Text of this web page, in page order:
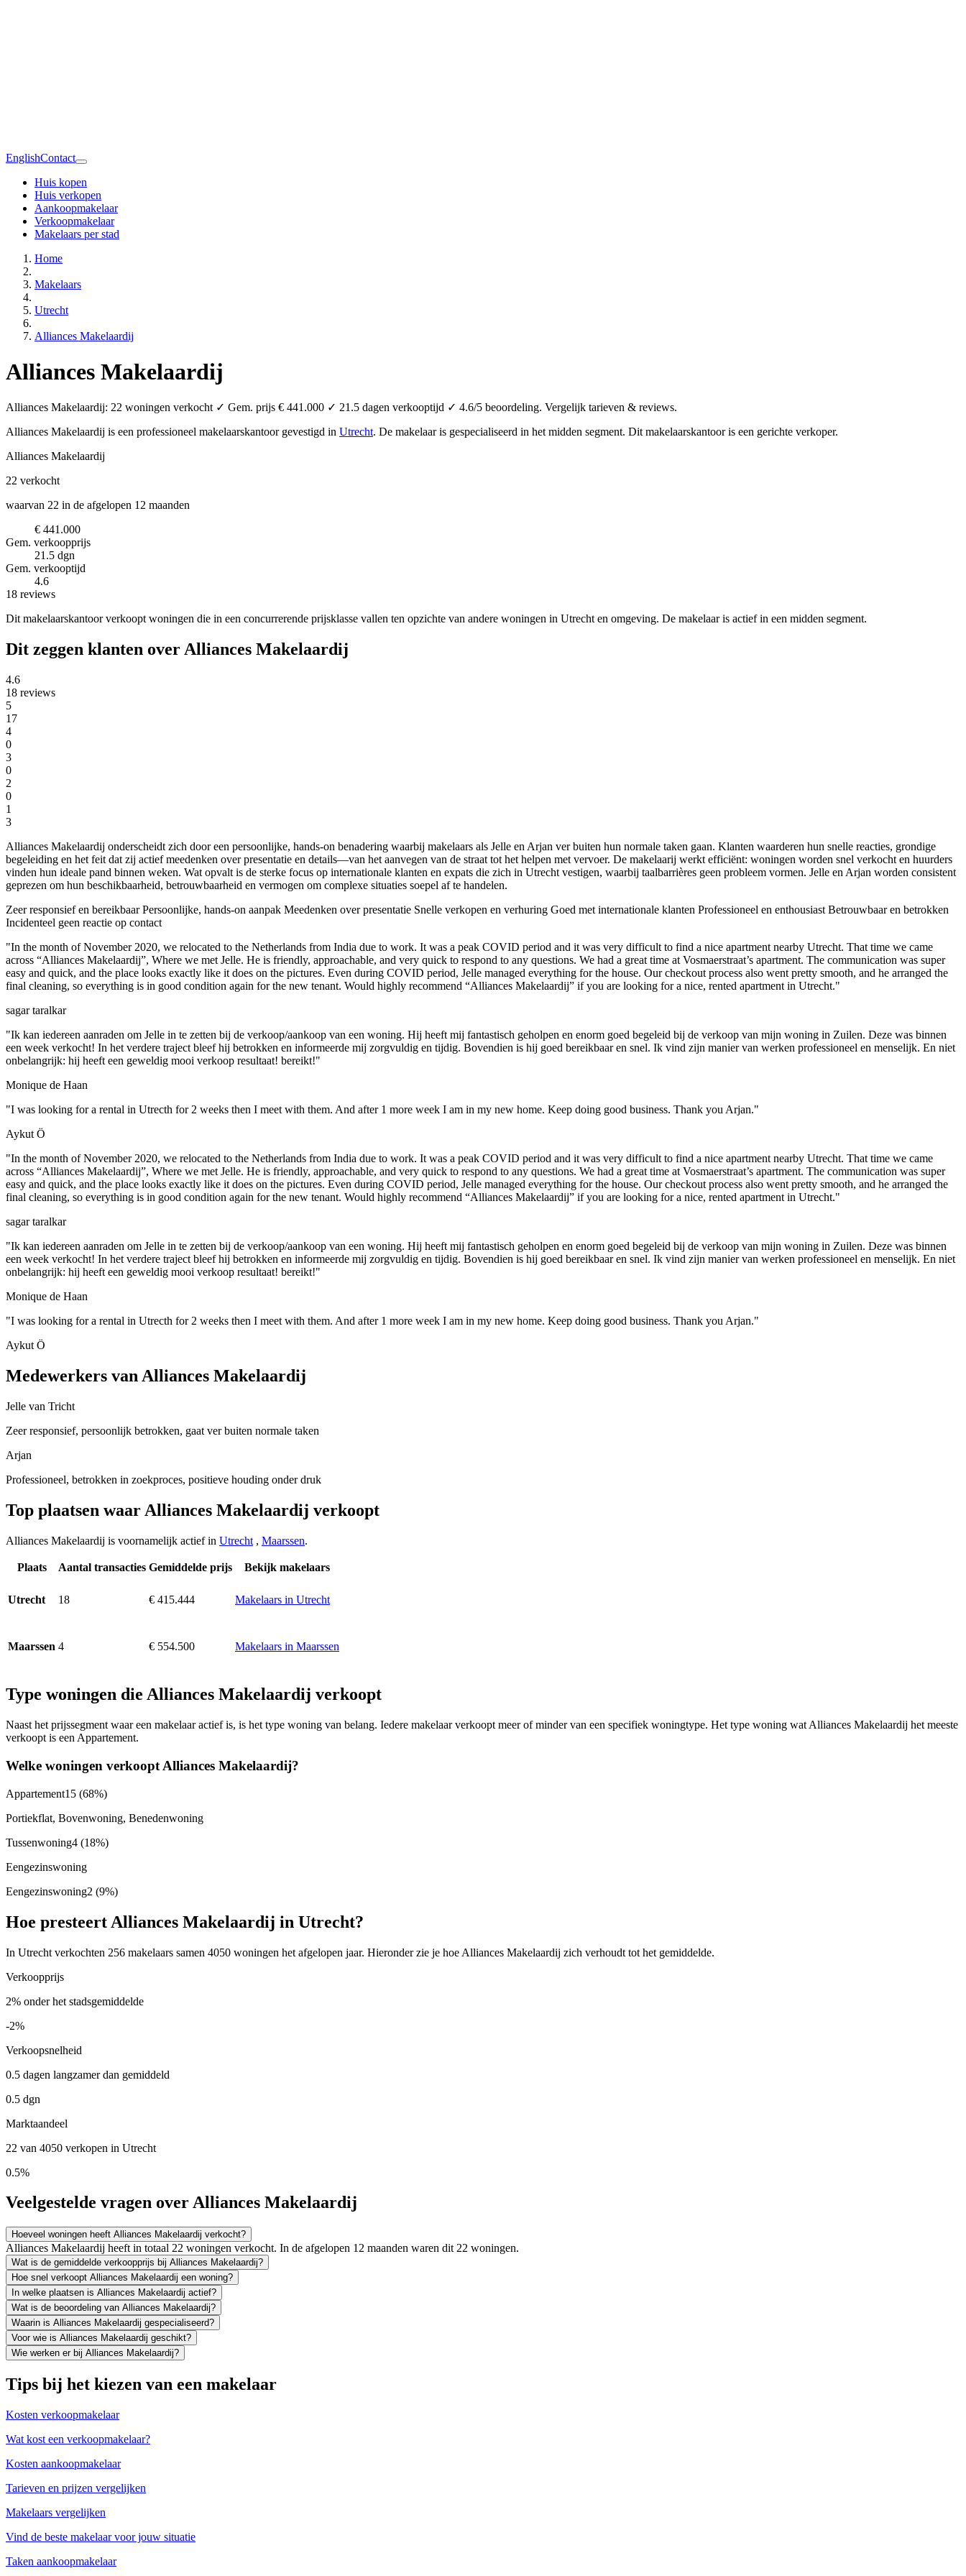
EnglishContact
Huis kopen
Huis verkopen
Aankoopmakelaar
Verkoopmakelaar
Makelaars per stad
Home
Makelaars
Utrecht
Alliances Makelaardij
Alliances Makelaardij
Alliances Makelaardij: 22 woningen verkocht ✓ Gem. prijs € 441.000 ✓ 21.5 dagen verkooptijd ✓ 4.6/5 beoordeling. Vergelijk tarieven & reviews.
Alliances Makelaardij is een professioneel makelaarskantoor gevestigd in Utrecht. De makelaar is gespecialiseerd in het midden segment. Dit makelaarskantoor is een gerichte verkoper.
Alliances Makelaardij
22 verkocht
waarvan 22 in de afgelopen 12 maanden
€ 441.000
Gem. verkoopprijs
21.5 dgn
Gem. verkooptijd
4.6
18 reviews
Dit makelaarskantoor verkoopt woningen die in een concurrerende prijsklasse vallen ten opzichte van andere woningen in Utrecht en omgeving. De makelaar is actief in een midden segment.
Dit zeggen klanten over Alliances Makelaardij
4.6
18 reviews
5
17
4
0
3
0
2
0
1
3
Alliances Makelaardij onderscheidt zich door een persoonlijke, hands-on benadering waarbij makelaars als Jelle en Arjan ver buiten hun normale taken gaan. Klanten waarderen hun snelle reacties, grondige
begeleiding en het feit dat zij actief meedenken over presentatie en details—van het aanvegen van de straat tot het helpen met vervoer. De makelaarij werkt efficiënt: woningen worden snel verkocht en huurders
vinden hun ideale pand binnen weken. Wat opvalt is de sterke focus op internationale klanten en expats die zich in Utrecht vestigen, waarbij taalbarrières geen probleem vormen. Jelle en Arjan worden consistent
geprezen om hun beschikbaarheid, betrouwbaarheid en vermogen om complexe situaties soepel af te handelen.
Zeer responsief en bereikbaarPersoonlijke, hands-on aanpak Meedenken over presentatie Snelle verkopen en verhuring Goed met internationale klanten Professioneel en enthousiast Betrouwbaar en betrokken
Incidenteel geen reactie op contact
"In the month of November 2020, we relocated to the Netherlands from India due to work. It was a peak COVID period and it was very difficult to find a nice apartment nearby Utrecht. That time we came
across “Alliances Makelaardij”, Where we met Jelle. He is friendly, approachable, and very quick to respond to any questions. We had a great time at Vosmaerstraat’s apartment. The communication was super
easy and quick, and the place looks exactly like it does on the pictures. Even during COVID period, Jelle managed everything for the house. Our checkout process also went pretty smooth, and he arranged the
final cleaning, so everything is in good condition again for the new tenant. Would highly recommend “Alliances Makelaardij” if you are looking for a nice, rented apartment in Utrecht."
sagar taralkar
"Ik kan iedereen aanraden om Jelle in te zetten bij de verkoop/aankoop van een woning. Hij heeft mij fantastisch geholpen en enorm goed begeleid bij de verkoop van mijn woning in Zuilen. Deze was binnen
een week verkocht! In het verdere traject bleef hij betrokken en informeerde mij zorgvuldig en tijdig. Bovendien is hij goed bereikbaar en snel. Ik vind zijn manier van werken professioneel en menselijk. En niet
onbelangrijk: hij heeft een geweldig mooi verkoop resultaat! bereikt!"
Monique de Haan
"I was looking for a rental in Utrecth for 2 weeks then I meet with them. And after 1 more week I am in my new home. Keep doing good business. Thank you Arjan."
Aykut Ö
"In the month of November 2020, we relocated to the Netherlands from India due to work. It was a peak COVID period and it was very difficult to find a nice apartment nearby Utrecht. That time we came
across “Alliances Makelaardij”, Where we met Jelle. He is friendly, approachable, and very quick to respond to any questions. We had a great time at Vosmaerstraat’s apartment. The communication was super
easy and quick, and the place looks exactly like it does on the pictures. Even during COVID period, Jelle managed everything for the house. Our checkout process also went pretty smooth, and he arranged the
final cleaning, so everything is in good condition again for the new tenant. Would highly recommend “Alliances Makelaardij” if you are looking for a nice, rented apartment in Utrecht."
sagar taralkar
"Ik kan iedereen aanraden om Jelle in te zetten bij de verkoop/aankoop van een woning. Hij heeft mij fantastisch geholpen en enorm goed begeleid bij de verkoop van mijn woning in Zuilen. Deze was binnen
een week verkocht! In het verdere traject bleef hij betrokken en informeerde mij zorgvuldig en tijdig. Bovendien is hij goed bereikbaar en snel. Ik vind zijn manier van werken professioneel en menselijk. En niet
onbelangrijk: hij heeft een geweldig mooi verkoop resultaat! bereikt!"
Monique de Haan
"I was looking for a rental in Utrecth for 2 weeks then I meet with them. And after 1 more week I am in my new home. Keep doing good business. Thank you Arjan."
Aykut Ö
Medewerkers van Alliances Makelaardij
Jelle van Tricht
Zeer responsief, persoonlijk betrokken, gaat ver buiten normale taken
Arjan
Professioneel, betrokken in zoekproces, positieve houding onder druk
Top plaatsen waar Alliances Makelaardij verkoopt
Alliances Makelaardij is voornamelijk actief in Utrecht , Maarssen.
Plaats Aantal transacties Gemiddelde prijs Bekijk makelaars
Utrecht 18 € 415.444 Makelaars in Utrecht
Maarssen 4 € 554.500 Makelaars in Maarssen
Type woningen die Alliances Makelaardij verkoopt
Naast het prijssegment waar een makelaar actief is, is het type woning van belang. Iedere makelaar verkoopt meer of minder van een specifiek woningtype. Het type woning wat Alliances Makelaardij het meeste
verkoopt is een Appartement.
Welke woningen verkoopt Alliances Makelaardij?
Appartement15 (68%)
Portiekflat, Bovenwoning, Benedenwoning
Tussenwoning4 (18%)
Eengezinswoning
Eengezinswoning2 (9%)
Hoe presteert Alliances Makelaardij in Utrecht?
In Utrecht verkochten 256 makelaars samen 4050 woningen het afgelopen jaar. Hieronder zie je hoe Alliances Makelaardij zich verhoudt tot het gemiddelde.
Verkoopprijs
2% onder het stadsgemiddelde
-2%
Verkoopsnelheid
0.5 dagen langzamer dan gemiddeld
0.5 dgn
Marktaandeel
22 van 4050 verkopen in Utrecht
0.5%
Veelgestelde vragen over Alliances Makelaardij
Hoeveel woningen heeft Alliances Makelaardij verkocht?
Alliances Makelaardij heeft in totaal 22 woningen verkocht. In de afgelopen 12 maanden waren dit 22 woningen.
Wat is de gemiddelde verkoopprijs bij Alliances Makelaardij?
Hoe snel verkoopt Alliances Makelaardij een woning?
In welke plaatsen is Alliances Makelaardij actief?
Wat is de beoordeling van Alliances Makelaardij?
Waarin is Alliances Makelaardij gespecialiseerd?
Voor wie is Alliances Makelaardij geschikt?
Wie werken er bij Alliances Makelaardij?
Tips bij het kiezen van een makelaar
Kosten verkoopmakelaar
Wat kost een verkoopmakelaar?
Kosten aankoopmakelaar
Tarieven en prijzen vergelijken
Makelaars vergelijken
Vind de beste makelaar voor jouw situatie
Taken aankoopmakelaar